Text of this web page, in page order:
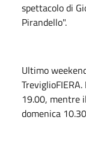
spettacolo di
Pirandello".
Ultimo
19.00, mentre
domenica